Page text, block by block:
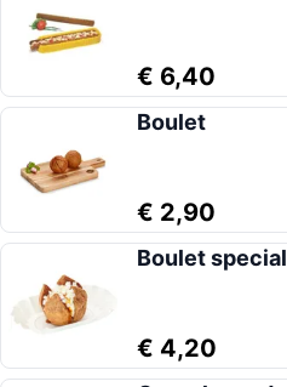
€ 6,40
Boulet
€ 2,90
Boulet special
€ 4,20